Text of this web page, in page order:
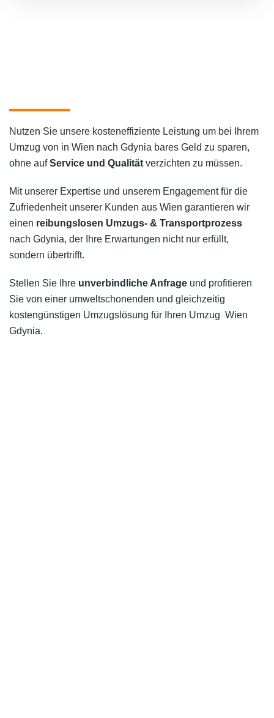
Nutzen Sie unsere kosteneffiziente Leistung um bei Ihrem
Umzug von in Wien nach Gdynia bares Geld zu sparen,
ohne aufService und Qualität verzichten zu müssen.
Mit unserer Expertise und unserem Engagement für die
Zufriedenheit unserer Kunden aus Wien garantieren wir
einen reibungslosen Umzugs- & Transportprozess
nach Gdynia, der Ihre Erwartungen nicht nur erfüllt,
sondern übertrifft.
Stellen Sie Ihre unverbindliche Anfrage und profitieren
Sie von einer umweltschonenden und gleichzeitig
kostengünstigen Umzugslösung für Ihren Umzug Wien
Gdynia.